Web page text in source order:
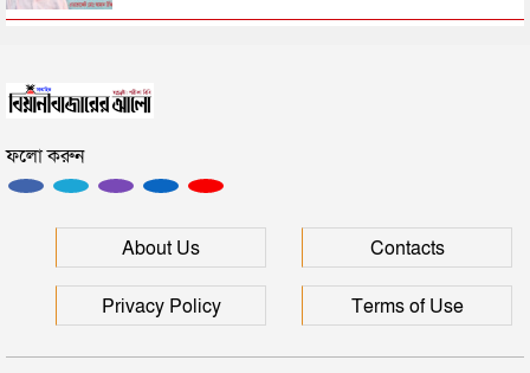
ইউনূসকে সঙ্গে নিয়ে জুলাই স্মৃতি জাদুঘর উদ্বোধন করলেন
সিলেটে আরও দুইজনের মৃত্যু, হাসপাতালে ৩ শতাধিক
সিলেটের মাস্টারপ্ল্যান বাস্তবায়নে ঢাকায় উচ্চপর্যায়ে যা হল
দুই তরুণীকে তুলে নিয়ে ধর্ষণ, ৬ যুবককে যে শাস্তি দিলে
আদালত
যুক্তরাজ্যে বাংলাদেশিদের মধ্যে ৯৫ শতাংশই সিলেটি
রাজধানীর মাদারটেক থেকে তরুণীর খণ্ডিত মাথা ও দুই হাত
উদ্ধার
ফলো করুন
About Us Contacts
Privacy Policy Terms of Use